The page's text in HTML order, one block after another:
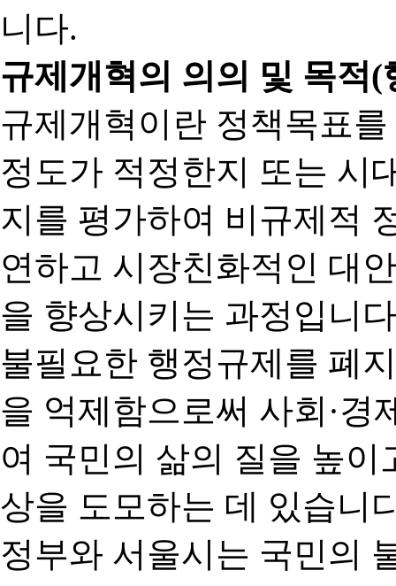
니다.
규제개혁의 의의 및 목적
규제개혁이란 정책목표
정도가 적정한지 또는 시
지를 평가하여 비규제적
연하고 시장친화적인 대
을 향상시키는 과정입니
불필요한 행정규제를 폐
을 억제함으로써 사회·경
여 국민의 삶의 질을 높
상을 도모하는 데 있습니
정부와 서울시는 국민의